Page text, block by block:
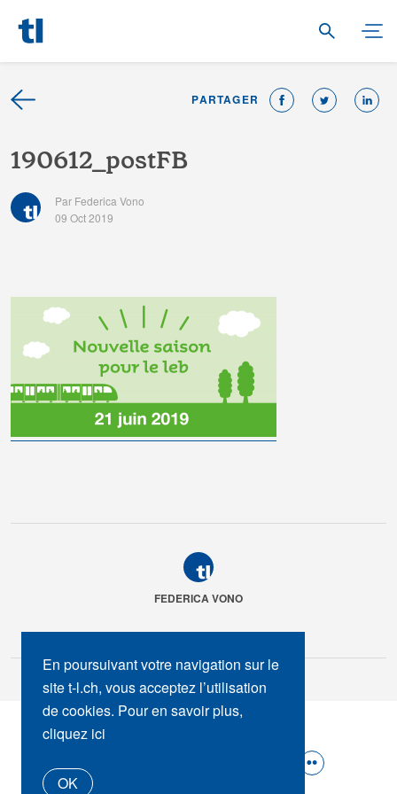
PARTAGER
190612 postFB
Par Federica Vono
09 Oct 2019
FEDERICA VONO
En poursuivant votre navigation sur le
site t-l.ch, vous acceptez l’utilisation
de cookies. Pour en savoir plus,
cliquez ici
OK